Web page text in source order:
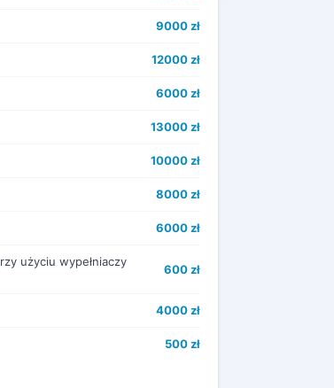
9000 zł
12000 zł
6000 zł
13000 zł
10000 zł
8000 zł
6000 zł
użyciu wypełniaczy
600 zł
4000 zł
500 zł